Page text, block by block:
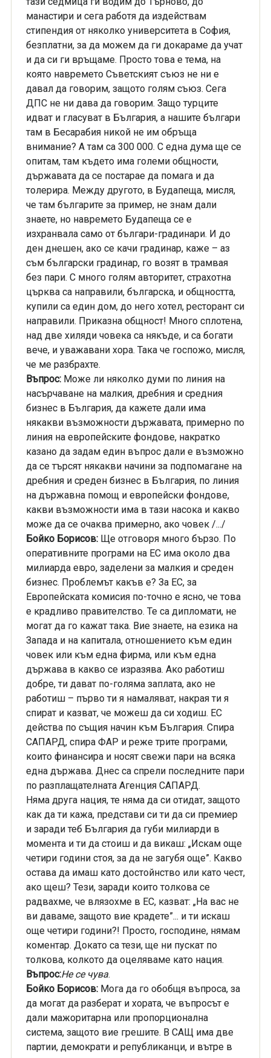
манастири и сега работя да издействам
стипендия от няколко университета в София,
безплатни, за да можем да ги докараме да учат
и да си ги връщаме. Просто това е тема, на
която навремето Съветският съюз не ни е
давал да говорим, защото голям съюз. Сега
ДПС не ни дава да говорим. Защо турците
идват и гласуват в България, а нашите българи
там в Бесарабия никой не им обръща
внимание? А там са 300 000. С една дума ще се
опитам, там където има големи общности,
държавата да се постарае да помага и да
толерира. Между другото, в Будапеща, мисля,
че там българите за пример, не знам дали
знаете, но навремето Будапеща се е
изхранвала само от българи-градинари. И до
ден днешен, ако се качи градинар, каже – аз
съм български градинар, го возят в трамвая
без пари. С много голям авторитет, страхотна
църква са направили, българска, и общността,
купили са един дом, до него хотел, ресторант си
направили. Приказна общност! Много сплотена,
над две хиляди човека са някъде, и са богати
вече, и уважавани хора. Така че госпожо, мисля,
че ме разбрахте.
Въпрос: Може ли няколко думи по линия на
насърчаване на малкия, дребния и средния
бизнес в България, да кажете дали има
някакви възможности държавата, примерно по
линия на европейските фондове, накратко
казано да задам един въпрос дали е възможно
да се търсят някакви начини за подпомагане на
дребния и среден бизнес в България, по линия
на държавна помощ и европейски фондове,
какви възможности има в тази насока и какво
може да се очаква примерно, ако човек /.../
Бойко Борисов: Ще отговоря много бързо. По
оперативните програми на ЕС има около два
милиарда евро, заделени за малкия и среден
бизнес. Проблемът какъв е? За ЕС, за
Европейската комисия по-точно е ясно, че това
е крадливо правителство. Те са дипломати, не
могат да го кажат така. Вие знаете, на езика на
Запада и на капитала, отношението към един
човек или към една фирма, или към една
държава в какво се изразява. Ако работиш
добре, ти дават по-голяма заплата, ако не
работиш – първо ти я намаляват, накрая ти я
спират и казват, че можеш да си ходиш. ЕС
действа по същия начин към България. Спира
САПАРД, спира ФАР и реже трите програми,
които финансира и носят свежи пари на всяка
една държава. Днес са спрели последните пари
по разплащателната Агенция САПАРД.
Няма друга нация, те няма да си отидат, защото
как да ти кажа, представи си ти да си премиер
и заради теб България да губи милиарди в
момента и ти да стоиш и да викаш: „Искам още
четири години стоя, за да не загубя още”. Какво
остава да имаш като достойнство или като чест,
ако щеш? Тези, заради които толкова се
радвахме, че влязохме в ЕС, казват: „На вас не
ви даваме, защото вие крадете”... и ти искаш
още четири години?! Просто, господине, нямам
коментар. Докато са тези, ще ни пускат по
толкова, колкото да оцеляваме като нация.
Въпрос:Не се чува.
Бойко Борисов:Мога да го обобщя въпроса, за
да могат да разберат и хората, че въпросът е
дали мажоритарна или пропорционална
система, защото вие грешите. В САЩ има две
партии, демократи и републиканци, и вътре в